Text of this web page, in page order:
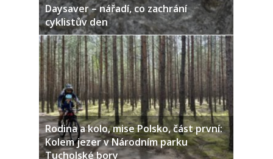
Daysaver – nářadí, co zachrání
cyklistův den
Rodina a kolo, mise Polsko, část první:
Kolem jezer v Národním parku
Tucholské bory